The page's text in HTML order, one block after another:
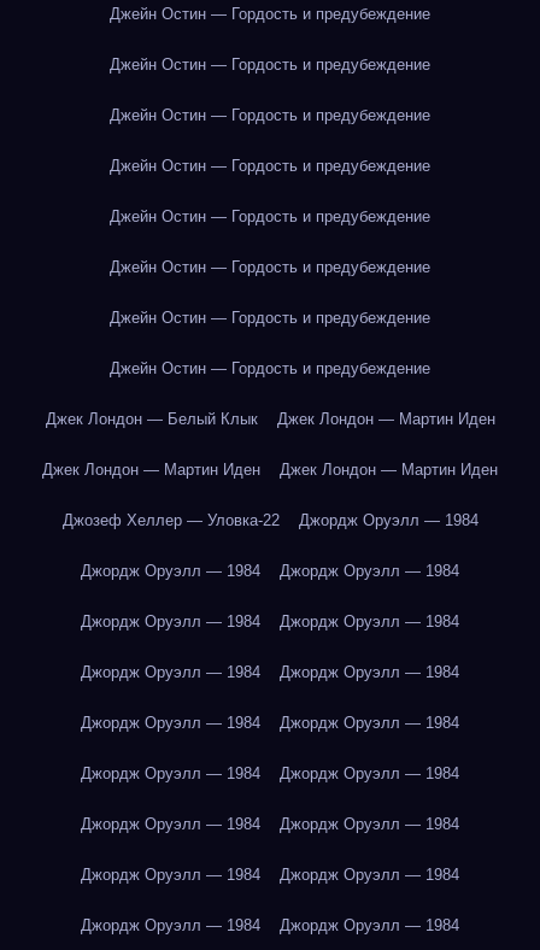
Джейн Остин — Гордость и предубеждение
Джейн Остин — Гордость и предубеждение
Джейн Остин — Гордость и предубеждение
Джейн Остин — Гордость и предубеждение
Джейн Остин — Гордость и предубеждение
Джейн Остин — Гордость и предубеждение
Джейн Остин — Гордость и предубеждение
Джейн Остин — Гордость и предубеждение
Джек Лондон — Белый Клык Джек Лондон — Мартин Иден
Джек Лондон — Мартин Иден Джек Лондон — Мартин Иден
Джозеф Хеллер — Уловка-22 Джордж Оруэлл — 1984
Джордж Оруэлл — 1984 Джордж Оруэлл — 1984
Джордж Оруэлл — 1984 Джордж Оруэлл — 1984
Джордж Оруэлл — 1984 Джордж Оруэлл — 1984
Джордж Оруэлл — 1984 Джордж Оруэлл — 1984
Джордж Оруэлл — 1984 Джордж Оруэлл — 1984
Джордж Оруэлл — 1984 Джордж Оруэлл — 1984
Джордж Оруэлл — 1984 Джордж Оруэлл — 1984
Джордж Оруэлл — 1984 Джордж Оруэлл — 1984